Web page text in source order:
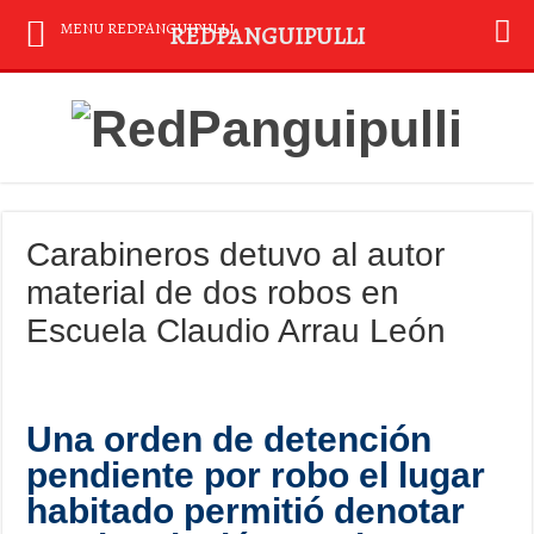
Carabineros detuvo al autor
material de dos robos en
Escuela Claudio Arrau León
Una orden de detención
pendiente por robo el lugar
habitado permitió denotar
MENU REDPANGUIPULLIREDPANGUIPULLI